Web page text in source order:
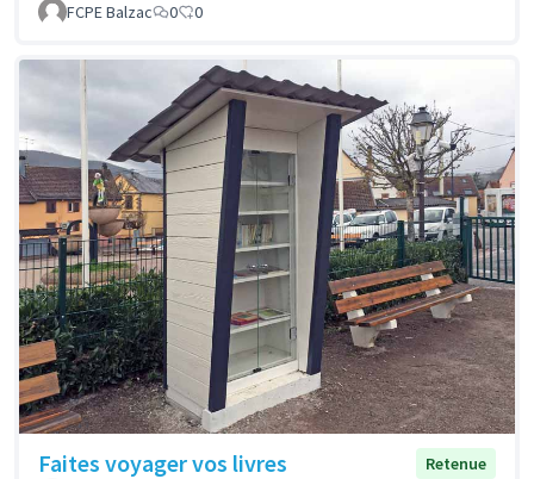
FCPE Balzac
0 0
Faites voyager vos livres
Retenue